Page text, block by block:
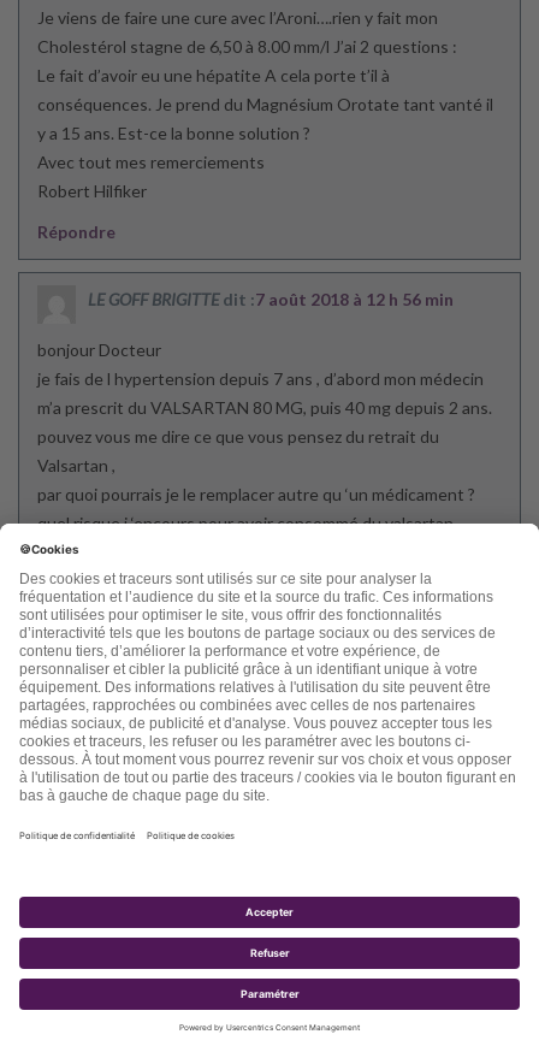
Je viens de faire une cure avec l’Aroni….rien y fait mon
Cholestérol stagne de 6,50 à 8.00 mm/l J’ai 2 questions :
Le fait d’avoir eu une hépatite A cela porte t’il à
conséquences. Je prend du Magnésium Orotate tant vanté il
y a 15 ans. Est-ce la bonne solution ?
Avec tout mes remerciements
Robert Hilfiker
Répondre
LE GOFF BRIGITTE dit :7 août 2018 à 12 h 56 min
bonjour Docteur
je fais de l hypertension depuis 7 ans , d’abord mon médecin
m’a prescrit du VALSARTAN 80 MG, puis 40 mg depuis 2 ans.
pouvez vous me dire ce que vous pensez du retrait du
Valsartan ,
par quoi pourrais je le remplacer autre qu ‘un médicament ?
quel risque j ‘encours pour avoir consommé du valsartan
pendant 7 ans ?
merci d ‘avance
brigitte le goff
Répondre
Mullerdit :7 août 2018 à 13 h 49 min
J’ai a peu pres toutes les pathologies decrites,quels sont les
remédes??si jamais ils en existe?
Répondre
9 août 2018 à 1 h 08 min
Je viens tout juste de terminer ma lecture de votre lettre
« maladies cardiovasculaires« qui m`a apporté plusieurs